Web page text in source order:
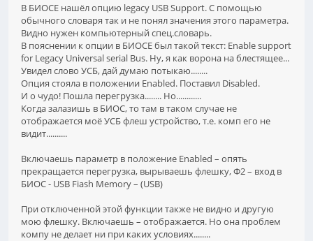
В БИОСЕ нашёл опцию legacy USB Support. С помощью
обычного словаря так и не понял значения этого параметра.
Видно нужен компьютерный спец.словарь.
В пояснении к опции в БИОСЕ был такой текст: Enable support
for Legacy Universal serial Bus. Ну, я как ворона на блестящее...
Увидел слово УСБ, дай думаю потыкаю........
Опция стояла в положении Enabled. Поставил Disabled.
И о чудо! Пошла перегрузка........ Но............
Когда залазишь в БИОС, то там в таком случае не
отображается моё УСБ флеш устройство, т.е. комп его не
видит..........
Включаешь параметр в положение Enabled – опять
прекращается перегрузка, вырываешь флешку, Ф2 – вход в
БИОС - USB Fiash Memory – (USB)
При отключенной этой функции также не видно и другую
мою флешку. Включаешь – отображается. Но она проблем
компу не делает ни при каких условиях........